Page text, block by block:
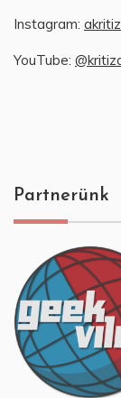
Instagram:
YouTube:
Partnerünk